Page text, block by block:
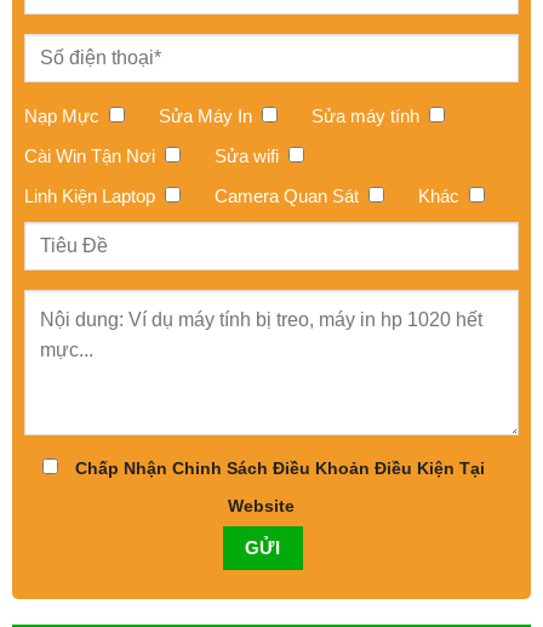
Nạp Mực Sửa Máy In
Sửa máy tính
Cài Win Tận Nơi
Sửa wifi
Linh Kiện Laptop
Camera Quan Sát Khác
Chấp Nhận Chinh Sách Điều Khoản Điều Kiện Tại
Website